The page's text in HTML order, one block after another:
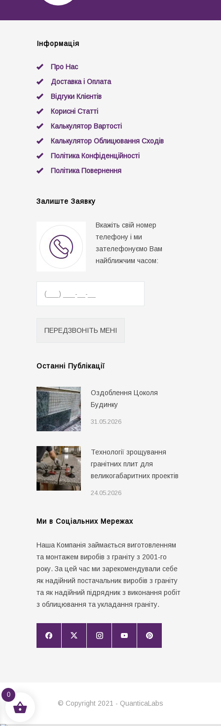
Інформація
Про Нас
Доставка і Оплата
Відгуки Клієнтів
Корисні Статті
Калькулятор Вартості
Калькулятор Облицювання Сходів
Політика Конфіденційності
Політика Повернення
Залиште Заявку
Вкажіть свій номер
телефону і ми
зателефонуємо Вам
найближчим часом:
Останні Публікації
Оздоблення Цоколя
Будинку
31.05.2026
Технології зрощування
гранітних плит для
великогабаритних проектів
24.05.2026
Ми в Соціальних Мережах
Наша Компанія займається виготовленням
та монтажем виробів з граніту з 2001-го
року. За цей час ми зарекомендували себе
як надійний постачальник виробів з граніту
та як надійний підрядник з виконання робіт
з облицювання та укладання граніту.
© Copyright 2021 - QuanticaLabs
0